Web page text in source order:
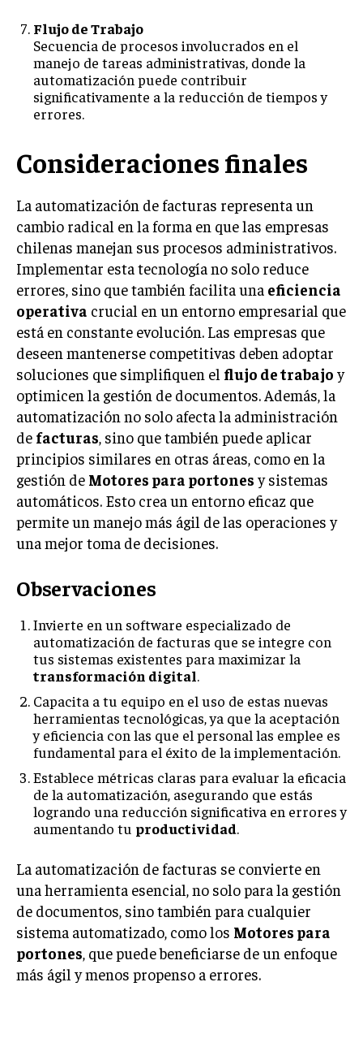
Flujo de Trabajo
Secuencia de procesos involucrados en el
manejo de tareas administrativas, donde la
automatización puede contribuir
significativamente a la reducción de tiempos y
errores.
Consideraciones finales
La automatización de facturas representa un
cambio radical en la forma en que las empresas
chilenas manejan sus procesos administrativos.
Implementar esta tecnología no solo reduce
errores, sino que también facilita una eficiencia
operativa crucial en un entorno empresarial que
está en constante evolución. Las empresas que
deseen mantenerse competitivas deben adoptar
soluciones que simplifiquen el flujo de trabajo y
optimicen la gestión de documentos. Además, la
automatización no solo afecta la administración
de facturas, sino que también puede aplicar
principios similares en otras áreas, como en la
gestión de Motores para portones y sistemas
automáticos. Esto crea un entorno eficaz que
permite un manejo más ágil de las operaciones y
una mejor toma de decisiones.
Observaciones
Invierte en un software especializado de
automatización de facturas que se integre con
tus sistemas existentes para maximizar la
transformación digital.
Capacita a tu equipo en el uso de estas nuevas
herramientas tecnológicas, ya que la aceptación
y eficiencia con las que el personal las emplee es
fundamental para el éxito de la implementación.
Establece métricas claras para evaluar la eficacia
de la automatización, asegurando que estás
logrando una reducción significativa en errores y
aumentando tu productividad.
La automatización de facturas se convierte en
una herramienta esencial, no solo para la gestión
de documentos, sino también para cualquier
sistema automatizado, como los Motores para
portones, que puede beneficiarse de un enfoque
más ágil y menos propenso a errores.